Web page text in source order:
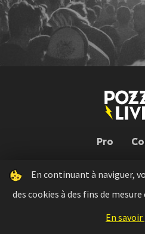
Pro
Pozzo Live © 2026 | Conception :
Press kit Règlement
En continuant à naviguer,
des cookies à des fins de mesure
En savoir